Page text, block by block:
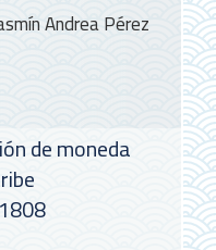
Andrea Pérez
de moneda